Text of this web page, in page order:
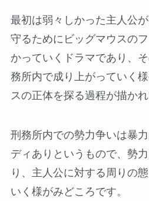
最初は弱々しかった主人公
守るためにビッグマウスの
かっていくドラマであり、
務所内で成り上がっていく
スの正体を探る過程が描かれ
刑務所内での勢力争いは暴
ディありというもので、勢
り、主人公に対する周りの
いく様がみどころです。